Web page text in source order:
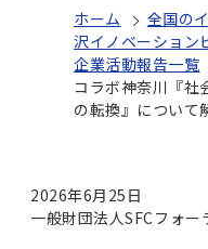
ホーム 全国の
沢イノベーション
企業活動報告一覧
コラボ神奈川『社
の転換』について
2026年6月25日
一般財団法人SFCフォー